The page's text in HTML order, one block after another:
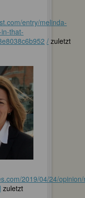
entry/melinda-
that-
/ zuletzt
2019/04/24/
zuletzt